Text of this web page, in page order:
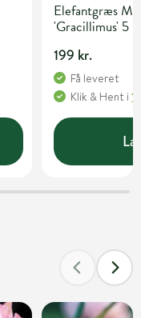
Elefantgræs
'Gracillimus' 5
199 kr.
Få leveret
Klik & Hent i